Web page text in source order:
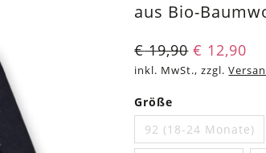
aus Bio-
€19,90 € 12,90
inkl. MwSt., zzgl.
Größe
92 (18-24 Monate)